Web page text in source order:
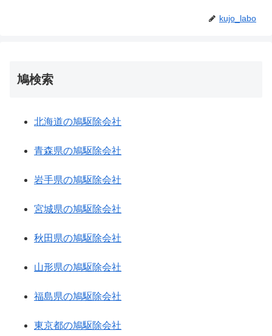
kujo_labo
鳩検索
北海道の鳩駆除会社
青森県の鳩駆除会社
岩手県の鳩駆除会社
宮城県の鳩駆除会社
秋田県の鳩駆除会社
山形県の鳩駆除会社
福島県の鳩駆除会社
東京都の鳩駆除会社